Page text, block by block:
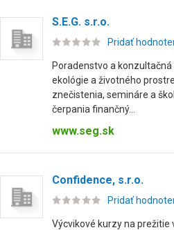
S.E.G. s.r.o.
Pridať
Poradenstvo a
ekológie a životného
znečistenia, semináre a
čerpania finančný...
www.seg.sk
Confidence, s.r.o.
Pridať
Výcvikové kurzy na prežitie